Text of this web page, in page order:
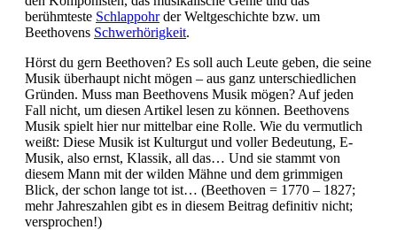
berühmteste Schlappohrder Weltgeschichte bzw. um
Beethovens Schwerhörigkeit.
Hörst du gern Beethoven? Es soll auch Leute geben, die seine
Musik überhaupt nicht mögen – aus ganz unterschiedlichen
Gründen. Muss man Beethovens Musik mögen? Auf jeden
Fall nicht, um diesen Artikel lesen zu können. Beethovens
Musik spielt hier nur mittelbar eine Rolle. Wie du vermutlich
weißt: Diese Musik ist Kulturgut und voller Bedeutung, E-
Musik, also ernst, Klassik, all das… Und sie stammt von
diesem Mann mit der wilden Mähne und dem grimmigen
Blick, der schon lange tot ist… (Beethoven = 1770 – 1827;
mehr Jahreszahlen gibt es in diesem Beitrag definitiv nicht;
versprochen!)